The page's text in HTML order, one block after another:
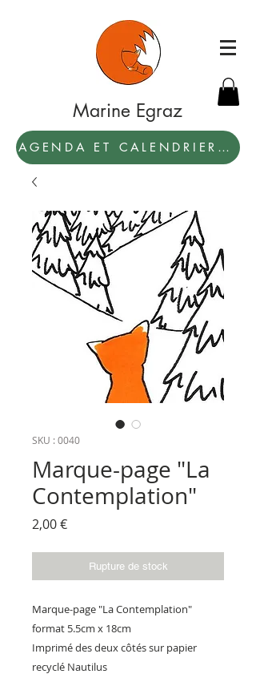
Marine Egraz
AGENDA ET CALENDRIER 2027: PAR ICI !
SKU : 0040
Marque-page "La
Contemplation"
2,00 €Prix
Rupture de stock
Marque-page "La Contemplation"
format 5.5cm x 18cm
Imprimé des deux côtés sur papier
recyclé Nautilus